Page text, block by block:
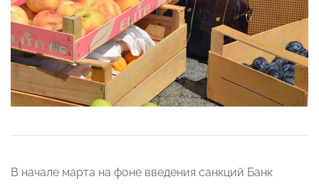
В начале марта на фоне введения санкций Банк